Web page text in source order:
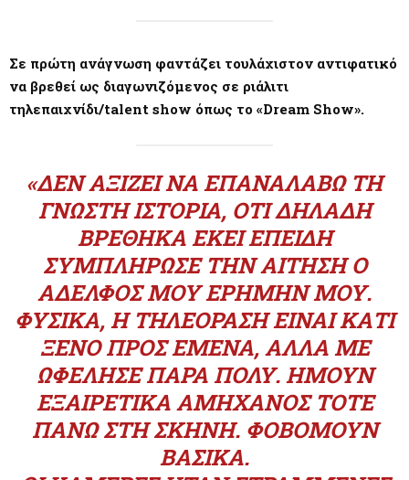
Σε πρώτη ανάγνωση φαντάζει τουλάχιστον αντιφατικό
να βρεθεί ως διαγωνιζόμενος σε ριάλιτι
τηλεπαιχνίδι/talent show όπως το «Dream Show».
«ΔΕΝ ΑΞΊΖΕΙ ΝΑ ΕΠΑΝΑΛΆΒΩ ΤΗ
ΓΝΩΣΤΉ ΙΣΤΟΡΊΑ, ΌΤΙ ΔΗΛΑΔΉ
ΒΡΈΘΗΚΑ ΕΚΕΊ ΕΠΕΙΔΉ
ΣΥΜΠΛΉΡΩΣΕ ΤΗΝ ΑΊΤΗΣΗ Ο
ΑΔΕΛΦΌΣ ΜΟΥ ΕΡΉΜΗΝ ΜΟΥ.
ΦΥΣΙΚΆ, Η ΤΗΛΕΌΡΑΣΗ ΕΊΝΑΙ ΚΆΤΙ
ΞΈΝΟ ΠΡΟΣ ΕΜΈΝΑ, ΑΛΛΆ ΜΕ
ΩΦΈΛΗΣΕ ΠΆΡΑ ΠΟΛΎ. ΉΜΟΥΝ
ΕΞΑΙΡΕΤΙΚΆ ΑΜΉΧΑΝΟΣ ΤΌΤΕ
ΠΆΝΩ ΣΤΗ ΣΚΗΝΉ. ΦΟΒΌΜΟΥΝ
ΒΑΣΙΚΆ.